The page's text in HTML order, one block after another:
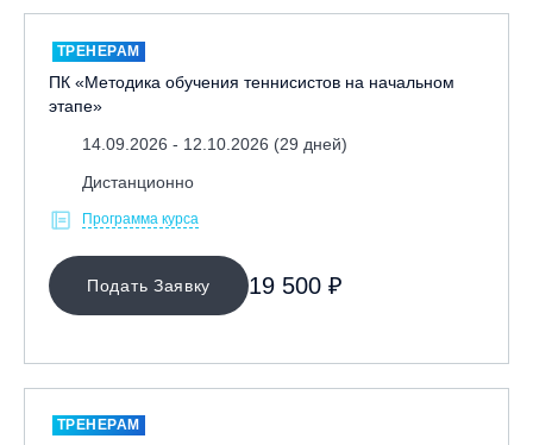
ТРЕНЕРАМ
ПК «Методика обучения теннисистов на начальном
этапе»
14.09.2026 - 12.10.2026 (29 дней)
Дистанционно
Программа курса
Подать Заявку 19 500 ₽
ТРЕНЕРАМ